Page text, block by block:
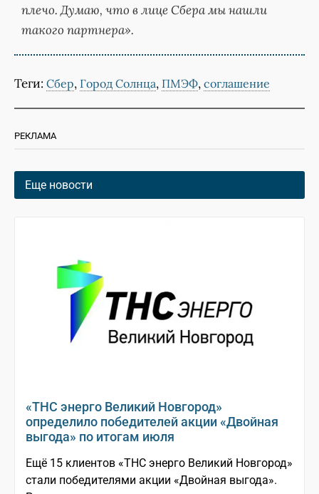
плечо. Думаю, что в лице Cбера мы нашли
такого партнера».
Теги: Сбер, Город Солнца, ПМЭФ, соглашение
РЕКЛАМА
Еще новости
«ТНС энерго Великий Новгород»
определило победителей акции «Двойная
выгода» по итогам июля
Ещё 15 клиентов «ТНС энерго Великий Новгород»
стали победителями акции «Двойная выгода».